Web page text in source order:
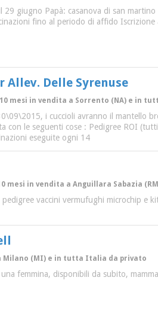
29 giugno Papà: casanova di san
fino al periodo di affido Iscrizione
Allev. Delle Syrenuse
10 mesi in vendita a Sorrento (NA) e in
i cuccioli avranno il mantello
le seguenti cose : Pedigree ROI
eseguite ogni 14
mesi in vendita a Anguillara Sabazia
vaccini vermufughi microchip e
a Milano (MI) e in tutta Italia da privato
femmina, disponibili da subito,